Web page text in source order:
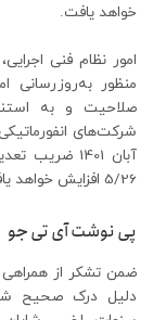
خواهد یافت.
امور نظام فنی
منظور
5/26 افزایش خواهد یافت.
پی نوشت آی تی جو
ضمن تشکر از همراهی
دلیل درک صحیح